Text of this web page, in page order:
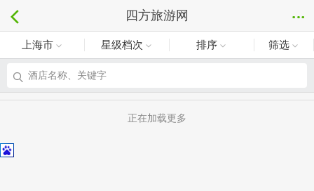
四方旅游网
上海市 星级档次 排序 筛选
酒店名称、关键字
正在加载更多